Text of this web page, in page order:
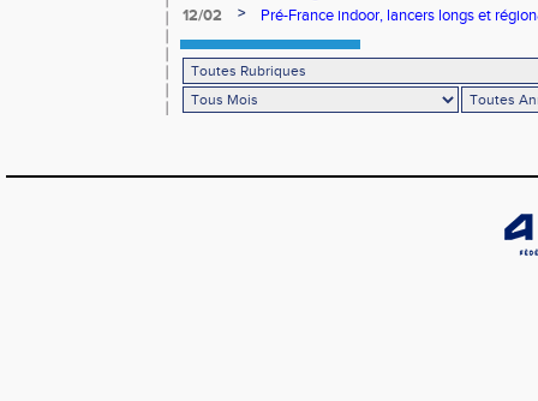
12/02
> Pré-France indoor, lancers longs et